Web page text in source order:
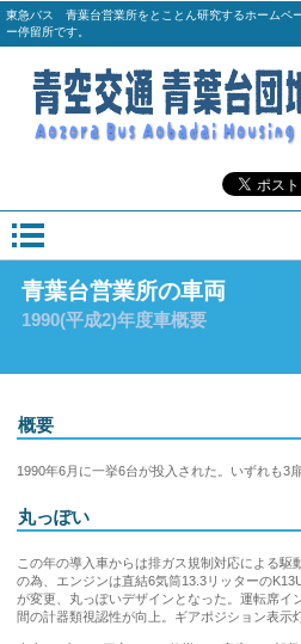
東急バス 青葉台営業所をとことん研究するホームペ
ー停留所です。
青葉台営業所の車両
1990(平成2)年度車概要
概要
1990年6月に一挙6台が投入された。いずれも3
丸っぽい
この年の導入車からは排ガス規制対応による駆
の為、エンジンは直結6気筒13.3リッターの
が変更、丸っぽいデザインとなった。運転席イ
間の計器類視認性が向上。ギアポジション表示